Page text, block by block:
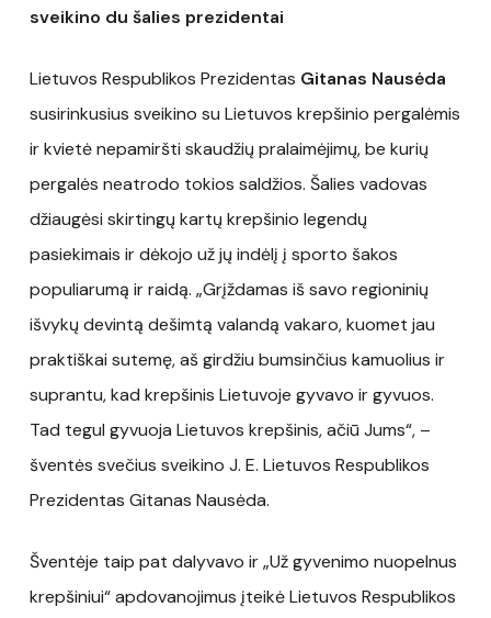
sveikino du šalies prezidentai
Lietuvos Respublikos Prezidentas Gitanas Nausėda
susirinkusius sveikino su Lietuvos krepšinio pergalėmis
ir kvietė nepamiršti skaudžių pralaimėjimų, be kurių
pergalės neatrodo tokios saldžios. Šalies vadovas
džiaugėsi skirtingų kartų krepšinio legendų
pasiekimais ir dėkojo už jų indėlį į sporto šakos
populiarumą ir raidą. „Grįždamas iš savo regioninių
išvykų devintą dešimtą valandą vakaro, kuomet jau
praktiškai sutemę, aš girdžiu bumsinčius kamuolius ir
suprantu, kad krepšinis Lietuvoje gyvavo ir gyvuos.
Tad tegul gyvuoja Lietuvos krepšinis, ačiū Jums“, –
šventės svečius sveikino J. E. Lietuvos Respublikos
Prezidentas Gitanas Nausėda.
Šventėje taip pat dalyvavo ir „Už gyvenimo nuopelnus
krepšiniui“ apdovanojimus įteikė Lietuvos Respublikos